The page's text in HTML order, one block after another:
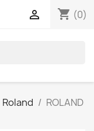
shopping_cart (0)

Roland
ROLAND